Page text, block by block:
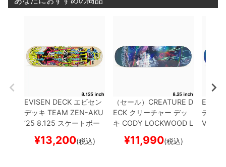
EVISEN DECK エビセン
デッキ TEAM ZEN-AKU
’25 8.125 スケートボー
¥13,200(税込)
（セール） CREATURE D
ECK クリーチャー デッ
キ CODY LOCKWOOD L
トボード スケボー
¥11,990(税込)
デッキ
VASE